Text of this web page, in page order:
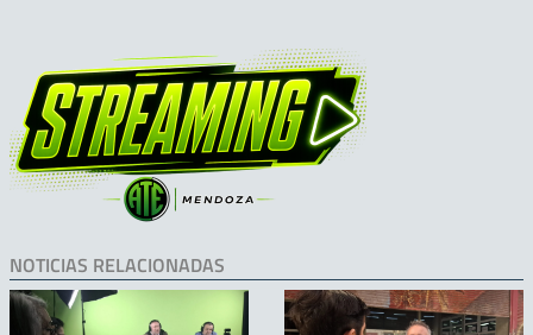
NOTICIAS RELACIONADAS